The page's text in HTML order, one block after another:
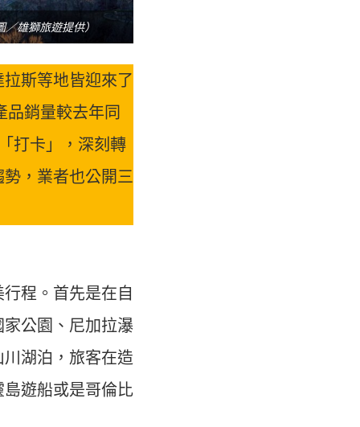
雄獅旅遊提供）
斯等地皆迎來了
品銷量較去年同
打卡」，深刻轉
，業者也公開三
程。首先是在自
公園、尼加拉瀑
湖泊，旅客在造
遊船或是哥倫比